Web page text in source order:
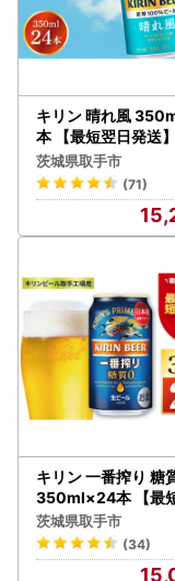
キリン 晴れ風
本 【最短翌日発送
リンビール スピード
県 取手市（ZA017-
茨城県取手市
(71)
キリン 一番搾り 糖
350ml×24本 【最
発送】｜一番搾り
スピード 茨城県 取
ZC003-1）
茨城県取手市
(34)